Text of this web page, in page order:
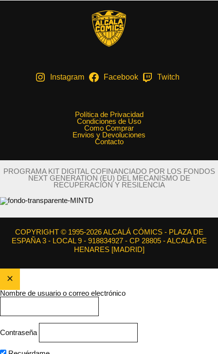
Instagram Facebook Twitch
Política de Privacidad
Condiciones de Uso
Como Comprar
Envios y Devoluciones
Contacto
PROGRAMA KIT DIGITAL COFINANCIADO POR LOS FONDOS
NEXT GENERATION (EU) DEL MECANISMO DE
RECUPERACIÓN Y RESILENCIA
COPYRIGHT © 1995-2026 ALCALÁ CÓMICS - PLAZA DE
ESPAÑA 3 - LOCAL 9 - 918834927 - CP 28805 - ALCALÁ DE
HENARES [MADRID]
Nombre de usuario o correo electrónico
Contraseña